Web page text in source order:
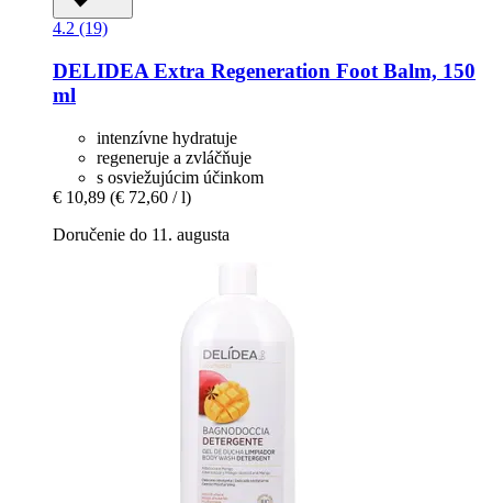
4.2 (19)
DELIDEA Extra Regeneration Foot Balm, 150
ml
intenzívne hydratuje
regeneruje a zvláčňuje
s osviežujúcim účinkom
€ 10,89 (€ 72,60 / l)
Doručenie do 11. augusta